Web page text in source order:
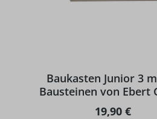
Baukasten Junior 3
Bausteinen von Ebert
Regulärer
19,90 €